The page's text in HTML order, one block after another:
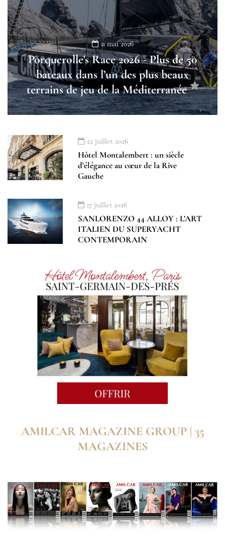
11 mai 2026
Porquerolle's Race 2026 - Plus de 50
bateaux dans l’un des plus beaux
terrains de jeu de la Méditerranée
22 juillet 2026
Hôtel Montalembert : un siècle
d'élégance au cœur de la Rive
Gauche
17 juillet 2026
SANLORENZO 44 ALLOY : L’ART
ITALIEN DU SUPERYACHT
CONTEMPORAIN
AMILCAR MAGAZINE GROUP | 35
MAGAZINES